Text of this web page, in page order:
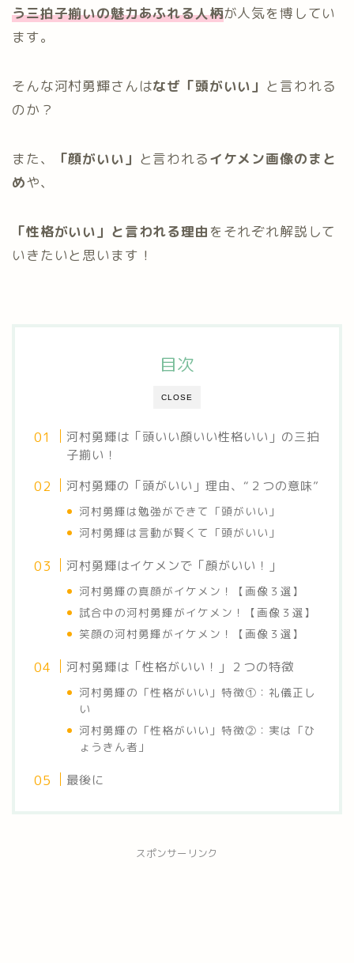
う三拍子揃いの魅力あふれる人柄が人気を博してい
ます。
そんな河村勇輝さんはなぜ「頭がいい」 と言われる
のか？
また、 「顔がいい」 と言われるイケメン画像のまと
めや、
「性格がいい」と言われる理由をそれぞれ解説して
いきたいと思います！
CLOSE
目次
河村勇輝は「頭いい顔いい性格いい」の三拍
子揃い！
河村勇輝の「頭がいい」理由、“２つの意味”
河村勇輝は勉強ができて「頭がいい」
河村勇輝は言動が賢くて「頭がいい」
河村勇輝はイケメンで「顔がいい！」
河村勇輝の真顔がイケメン！【画像３選】
試合中の河村勇輝がイケメン！【画像３選】
笑顔の河村勇輝がイケメン！【画像３選】
河村勇輝は「性格がいい！」２つの特徴
河村勇輝の「性格がいい」特徴①：礼儀正し
い
河村勇輝の「性格がいい」特徴②：実は「ひ
ょうきん者」
最後に
スポンサーリンク